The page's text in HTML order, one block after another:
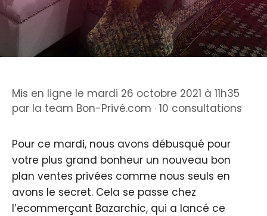
Mis en ligne le mardi 26 octobre 2021 à 11h35
par la team Bon-Privé.com · 10 consultations
Pour ce mardi, nous avons débusqué pour
votre plus grand bonheur un nouveau bon
plan ventes privées comme nous seuls en
avons le secret. Cela se passe chez
l’ecommerçant Bazarchic, qui a lancé ce